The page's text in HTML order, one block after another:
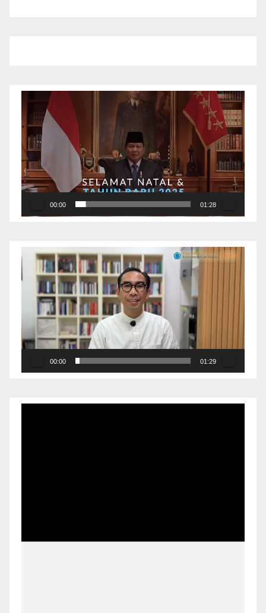
Pemutar
Video
00:00 01:28
Pemutar
Video
00:00 01:29